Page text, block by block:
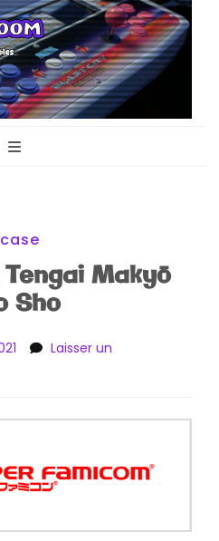
Show
Makyō
Sho
Laisser un